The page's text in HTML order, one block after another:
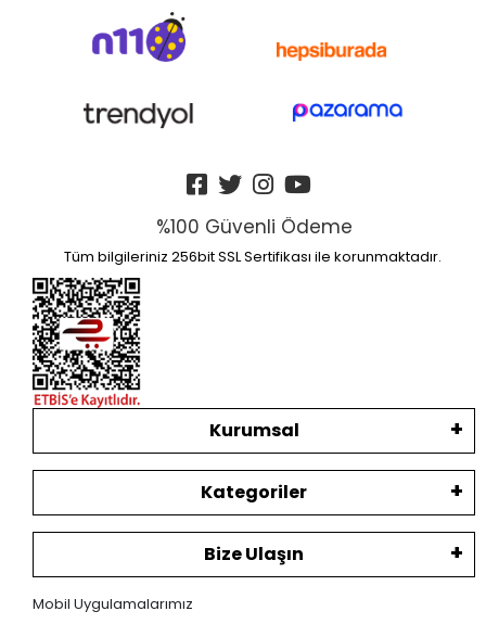
%100 Güvenli Ödeme
Tüm bilgileriniz 256bit SSL Sertifikası ile korunmaktadır.
Kurumsal
Kategoriler
Bize Ulaşın
Mobil Uygulamalarımız